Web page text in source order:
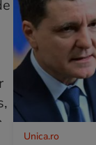
Unica.ro